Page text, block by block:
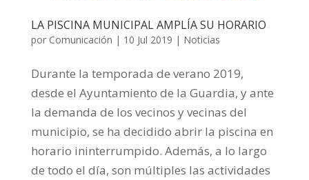
LA PISCINA MUNICIPAL AMPLÍA SU HORARIO
por Comunicación | 10 Jul 2019 | Noticias
Durante la temporada de verano 2019,
desde el Ayuntamiento de la Guardia, y ante
la demanda de los vecinos y vecinas del
municipio, se ha decidido abrir la piscina en
horario ininterrumpido. Además, a lo largo
de todo el día, son múltiples las actividades